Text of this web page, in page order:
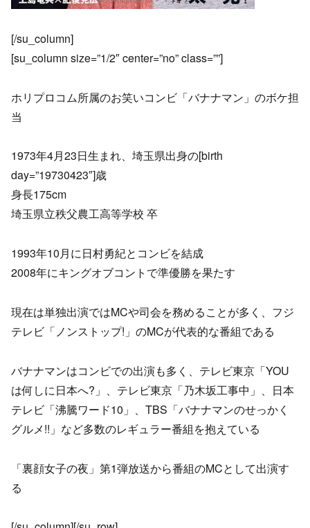
[/su_column]
[su_column size=”1/2″ center=”no” class=””]
ホリプロコム所属のお笑いコンビ「バナナマン」のボケ担
当
1973年4月23日生まれ、埼玉県出身の[birth
day=”19730423″]歳
身長175cm
埼玉県立秩父農工高等学校 卒
1993年10月に日村勇紀とコンビを結成
2008年にキングオブコントで準優勝を果たす
現在は単独出演ではMCや司会を務めることが多く、フジ
テレビ「ノンストップ!」のMCが代表的な番組である
バナナマンはコンビでの出演も多く、テレビ東京「YOU
は何しに日本へ?」、テレビ東京「乃木坂工事中」、日本
テレビ「沸騰ワード10」、TBS「バナナマンのせっかく
グルメ!!」など多数のレギュラー番組を抱えている
「裏顔女子の夜」第1弾放送から番組のMCとして出演す
る